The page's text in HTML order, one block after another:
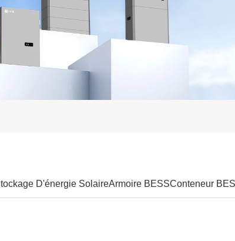
D'énergie SolaireArmoire BESSConteneur